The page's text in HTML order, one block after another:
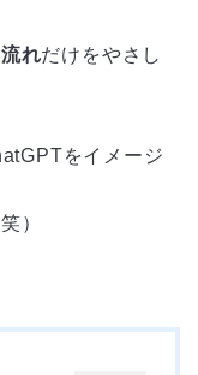
れだけをやさし
をイメージ
）